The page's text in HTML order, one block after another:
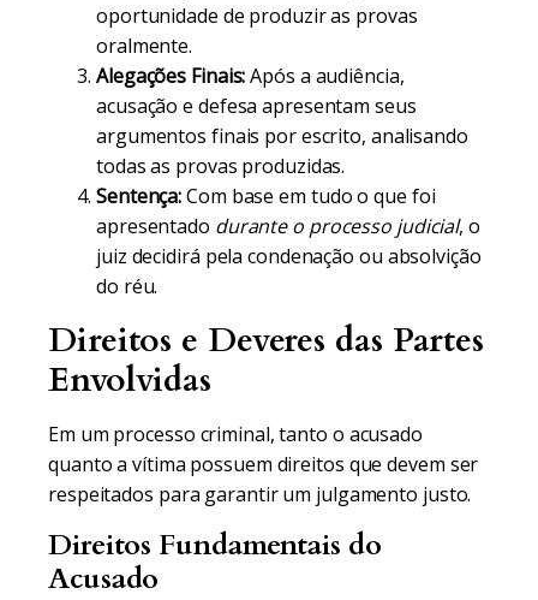
oportunidade de produzir as provas
oralmente.
Alegações Finais:Após a audiência,
acusação e defesa apresentam seus
argumentos finais por escrito, analisando
todas as provas produzidas.
Sentença:Com base em tudo o que foi
apresentado durante o processo judicial, o
juiz decidirá pela condenação ou absolvição
do réu.
Direitos e Deveres das Partes
Envolvidas
Em um processo criminal, tanto o acusado
quanto a vítima possuem direitos que devem ser
respeitados para garantir um julgamento justo.
Direitos Fundamentais do
Acusado